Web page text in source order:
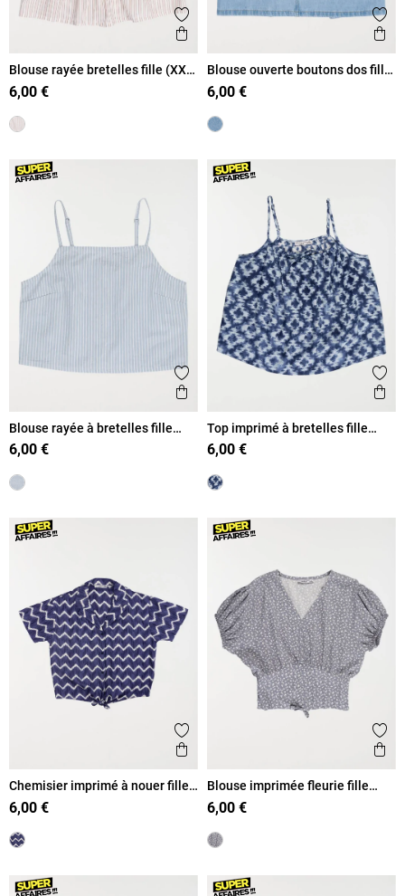
Ajouter aux favoris
Aperçu rapide
Blouse rayée bretelles fille (XXS-
M)
6,00 €
Blouse ouverte boutons dos fille
(XXS-M)
6,00 €
Ajouter aux favoris
Aperçu rapide
Blouse rayée à bretelles fille
(XXS-M)
6,00 €
Top imprimé à bretelles fille
(XXS-M)
6,00 €
Ajouter aux favoris
Aperçu rapide
Chemisier imprimé à nouer fille
(XXS-M)
6,00 €
Blouse imprimée fleurie fille
(XXS-M)
6,00 €